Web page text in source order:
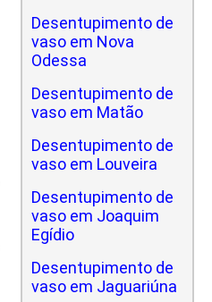
Desentupimento de
vaso em Nova
Odessa
Desentupimento de
vaso em Matão
Desentupimento de
vaso em Louveira
Desentupimento de
vaso em Joaquim
Egídio
Desentupimento de
vaso em Jaguariúna